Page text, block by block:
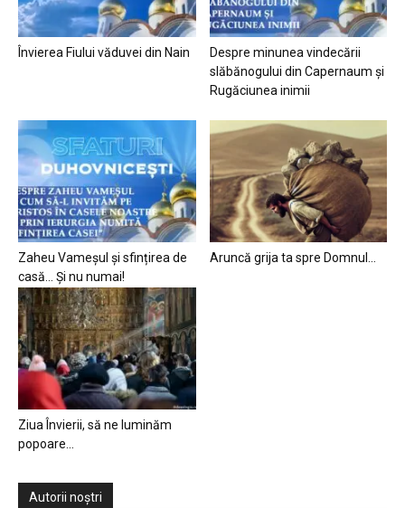
Învierea Fiului văduvei din Nain
Despre minunea vindecării
slăbănogului din Capernaum și
Rugăciunea inimii
Zaheu Vameșul și sfințirea de
casă… Și nu numai!
Aruncă grija ta spre Domnul…
Ziua Învierii, să ne luminăm
popoare…
Autorii noștri